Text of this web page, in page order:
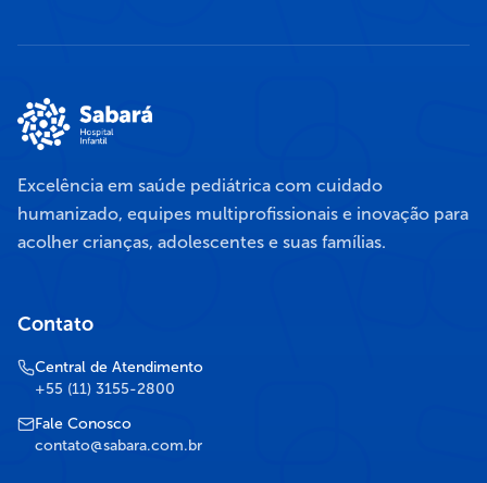
Excelência em saúde pediátrica com cuidado
humanizado, equipes multiprofissionais e inovação para
acolher crianças, adolescentes e suas famílias.
Contato
Central de Atendimento
+55 (11) 3155-2800
Fale Conosco
contato@sabara.com.br